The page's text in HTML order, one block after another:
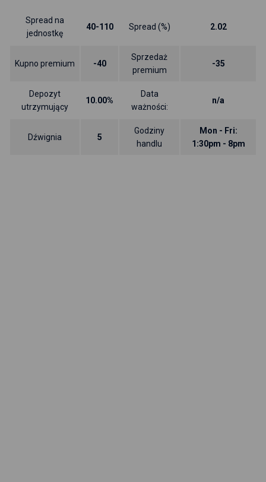
Spread na
jednostkę
40-110 Spread (%) 2.02
Kupno premium -40
Sprzedaż
premium
-35
Depozyt
utrzymujący
10.00%
Data
ważności:
n/a
Dźwignia 5
Godziny
handlu
Mon - Fri:
1:30pm - 8pm